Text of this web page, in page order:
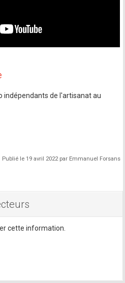
indépendants de l'artisanat au
Publié le 19 avril 2022 par Emmanuel Forsans
cette information.